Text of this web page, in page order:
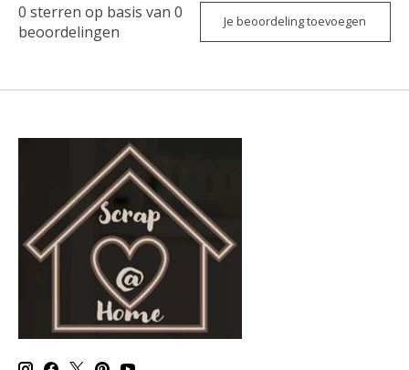
0 sterren op basis van 0
beoordelingen
Je beoordeling toevoegen